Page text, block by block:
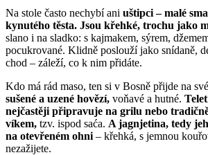
Na stole často nechybí ani uštipci – malé
kynutého těsta. Jsou křehké, trochu jako
slano i na sladko: s kajmakem, sýrem,
pocukrované. Klidně poslouží jako snídaně,
chod – záleží, co k nim přidáte.
Kdo má rád maso, ten si v Bosně přijde na
sušené a uzené hovězí, voňavé a hutné.
nejčastěji připravuje na grilu nebo
víkem, tzv. ispod saća. A jagnjetina, tedy
na otevřeném ohni – křehká, s jemnou
nezažijete.